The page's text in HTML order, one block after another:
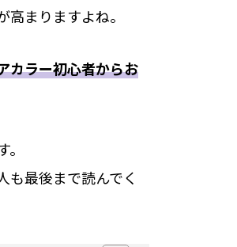
まりますよね。
カラー初心者からお
も最後まで読んでく